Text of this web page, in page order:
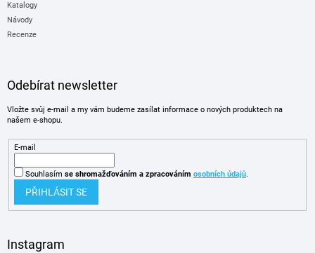
Katalogy
Návody
Recenze
Odebírat newsletter
Vložte svůj e-mail a my vám budeme zasílat informace o nových produktech na
našem e-shopu.
E-mail
Souhlasím se shromažďováním a zpracováním osobních údajů.
PŘIHLÁSIT SE
Instagram